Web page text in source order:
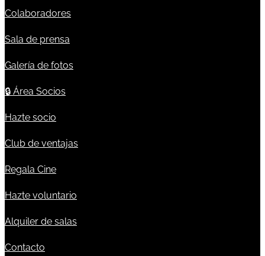
Colaboradores
Sala de prensa
Galería de fotos
🔒 Área Socios
Hazte socio
Club de ventajas
Regala Cine
Hazte voluntario
Alquiler de salas
Contacto